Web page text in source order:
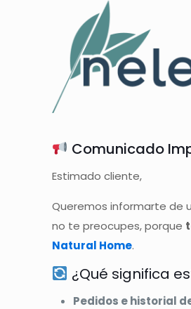
Comunicado
Estimado cliente,
Queremos informarte de
no te preocupes, porque
Natural Home.
¿Qué significa
Pedidos e historial